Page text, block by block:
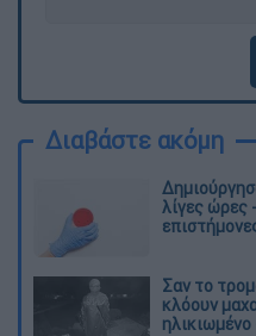
Διαβάστε ακόμη
λίγες ώρες
Σαν το
κλόουν